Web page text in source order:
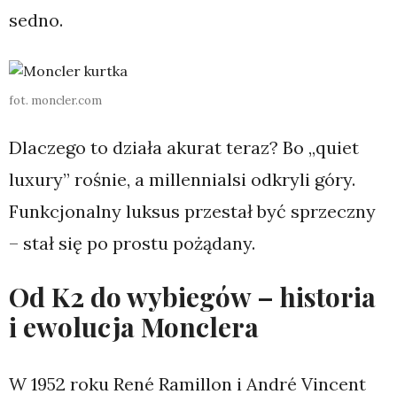
sedno.
fot. moncler.com
Dlaczego to działa akurat teraz? Bo „quiet
luxury” rośnie, a millennialsi odkryli góry.
Funkcjonalny luksus przestał być sprzeczny
– stał się po prostu pożądany.
Od K2 do wybiegów – historia
i ewolucja Monclera
W 1952 roku René Ramillon i André Vincent